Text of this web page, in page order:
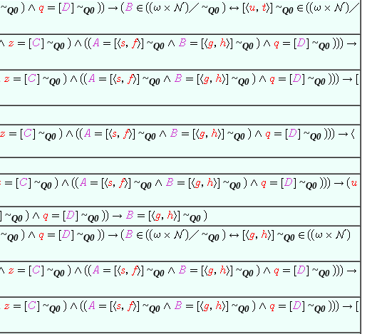
~Q0 ~Q0 ~Q0 ~Q0
~Q0 ~Q0 ~Q0 ~Q0
~Q0 ~Q0 ~Q0 ~Q0
~Q0 ~Q0 ~Q0 ~Q0
~Q0 ~Q0 ~Q0 ~Q0
~Q0 ~Q0 ~Q0
~Q0 ~Q0 ~Q0 ~Q0
~Q0 ~Q0 ~Q0 ~Q0
~Q0 ~Q0 ~Q0 ~Q0